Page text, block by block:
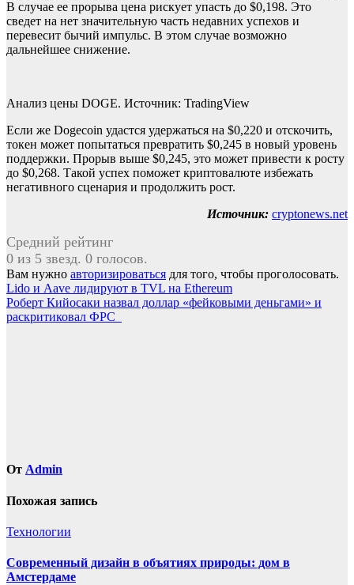
В случае ее прорыва цена рискует упасть до $0,198. Это
сведет на нет значительную часть недавних успехов и
перевесит бычий импульс. В этом случае возможно
дальнейшее снижение.
Анализ цены DOGE. Источник: TradingView
Если же Dogecoin удастся удержаться на $0,220 и отскочить,
токен может попытаться превратить $0,245 в новый уровень
поддержки. Прорыв выше $0,245, это может привести к росту
до $0,268. Такой успех поможет криптовалюте избежать
негативного сценария и продолжить рост.
Источник: cryptonews.net
Средний рейтинг
0 из 5 звезд. 0 голосов.
Вам нужно авторизироваться для того, чтобы проголосовать.
Навигация
по
Lido и Aave лидируют в TVL на Ethereum
Роберт Кийосаки назвал доллар «фейковыми деньгами» и
раскритиковал ФРС
От Admin
Похожая запись
Технологии
Современный дизайн в объятиях природы: дом в
Амстердаме